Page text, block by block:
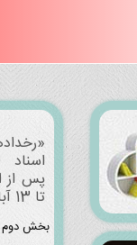
تا 13 آبان 1358)
بخش دوم